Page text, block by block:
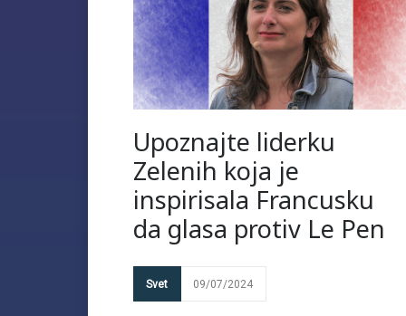
Upoznajte liderku
Zelenih koja je
inspirisala Francusku
da glasa protiv Le Pen
Svet 09/07/2024